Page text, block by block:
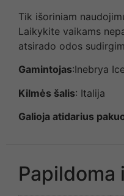
Tik išoriniam
Laikykite vaikams
atsirado odos
Gamintojas:Inebrya
Kilmės šalis: Italija
Galioja atidarius
Papildoma